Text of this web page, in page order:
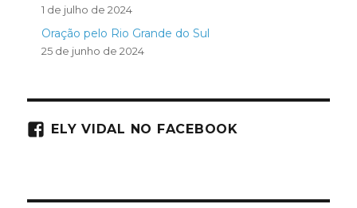
1 de julho de 2024
Oração pelo Rio Grande do Sul
25 de junho de 2024
ELY VIDAL NO FACEBOOK